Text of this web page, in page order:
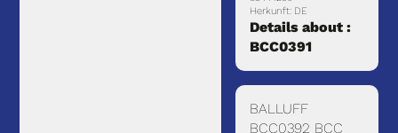
Herkunft: DE
Details about :
BCC0391
BALLUFF
BCC0392 BCC